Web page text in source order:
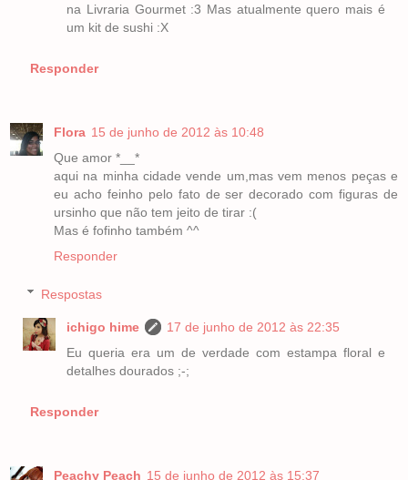
na Livraria Gourmet :3 Mas atualmente quero mais é
um kit de sushi :X
Responder
Flora 15 de junho de 2012 às 10:48
Que amor *__*
aqui na minha cidade vende um,mas vem menos peças e
eu acho feinho pelo fato de ser decorado com figuras de
ursinho que não tem jeito de tirar :(
Mas é fofinho também ^^
Responder
Respostas
ichigo hime
17 de junho de 2012 às 22:35
Eu queria era um de verdade com estampa floral e
detalhes dourados ;-;
Responder
Peachy Peach 15 de junho de 2012 às 15:37